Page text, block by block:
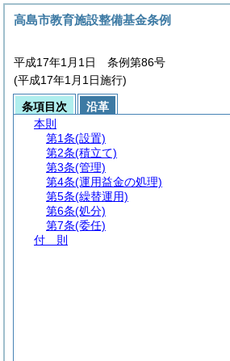
高島市教育施設整備基金条例
平成17年1月1日 条例第86号
(平成17年1月1日施行)
条項目次
沿革
本則
第1条(設置)
第2条(積立て)
第3条(管理)
第4条(運用益金の処理)
第5条(繰替運用)
第6条(処分)
第7条(委任)
付 則